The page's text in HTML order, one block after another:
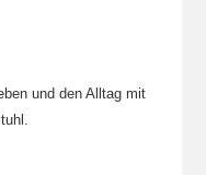
und den Alltag mit